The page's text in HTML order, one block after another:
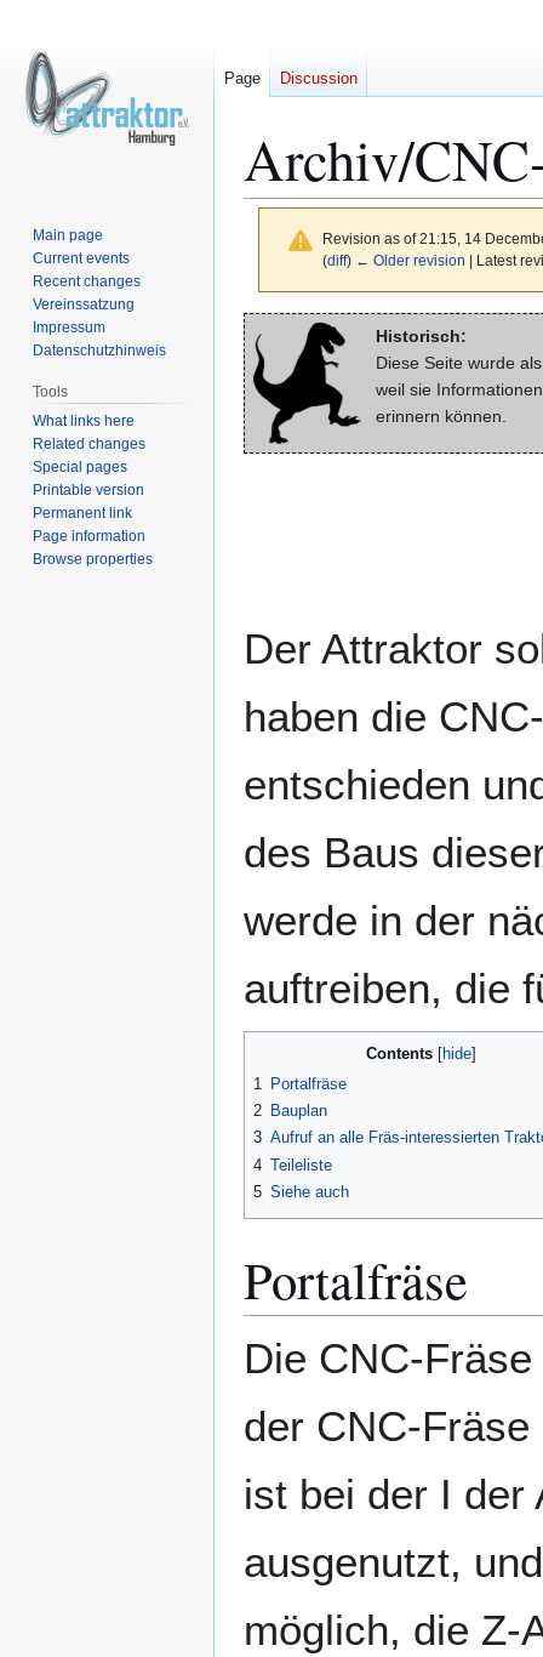
Archiv/
Revision as of 21:15, 14
(diff) ← Older revision | Latest
Jump
to
navigation
Jump
to
search
Historisch:
Diese Seite wurde
weil sie
erinnern können.
Der Attraktor
haben die
entschieden
des Baus
werde in der
auftreiben, die
Contents
1
Portalfräse
2 Bauplan
3 Aufruf an alle Fräs-interessierten
4 Teileliste
5 Siehe auch
Portalfräse
Die CNC-
der CNC-
ist bei der I der
ausgenutzt,
möglich, die Z-
Page Discussion
Main page
Current events
Recent changes
Vereinssatzung
Impressum
Datenschutzhinweis
Tools
What links here
Related changes
Special pages
Printable version
Permanent link
Page information
Browse properties